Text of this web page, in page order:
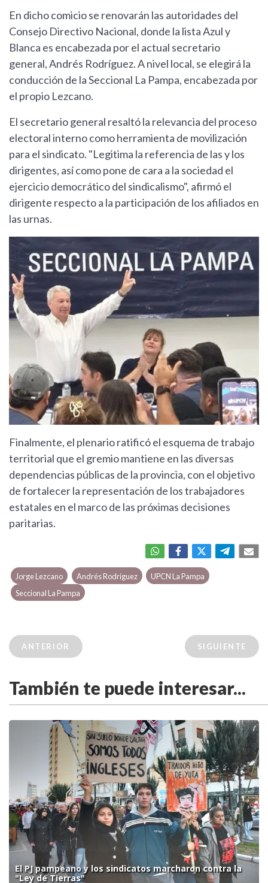
En dicho comicio se renovarán las autoridades del
Consejo Directivo Nacional, donde la lista Azul y
Blanca es encabezada por el actual secretario
general, Andrés Rodríguez. A nivel local, se elegirá la
conducción de la Seccional La Pampa, encabezada por
el propio Lezcano.
El secretario general resaltó la relevancia del proceso
electoral interno como herramienta de movilización
para el sindicato. "Legitima la referencia de las y los
dirigentes, así como pone de cara a la sociedad el
ejercicio democrático del sindicalismo", afirmó el
dirigente respecto a la participación de los afiliados en
las urnas.
Finalmente, el plenario ratificó el esquema de trabajo
territorial que el gremio mantiene en las diversas
dependencias públicas de la provincia, con el objetivo
de fortalecer la representación de los trabajadores
estatales en el marco de las próximas decisiones
paritarias.
Jorge Lezcano Andrés Rodriguez
UPCN La Pampa
Seccional La Pampa
ANTERIOR SIGUIENTE
También te puede interesar...
El PJ pampeano y los sindicatos marcharon contra la
"Ley de Tierras"